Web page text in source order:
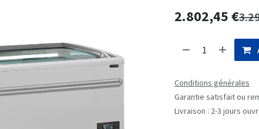
2.802,45€
Conditions générales
Garantie satisfait ou
Livraison : 2-3 jours